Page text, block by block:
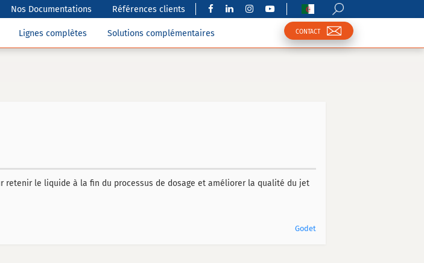
Nos Documentations Références clients
Lignes complètes Solutions complémentaires CONTACT
le liquide à la fin du processus de dosage et améliorer la qualité du jet
Godet